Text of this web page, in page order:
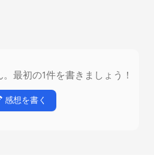
最初の1件を書きましょう！
感想を書く